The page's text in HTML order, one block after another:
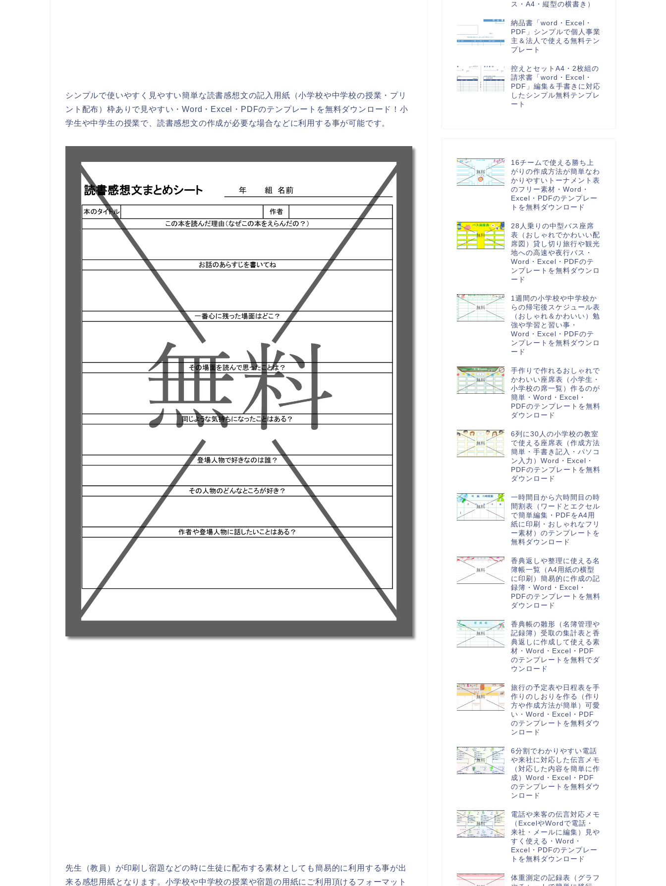
シンプルで使いやすく見やすい簡単な読書感想文の記入用紙（小学校や中学校の授業・プリ
ント配布）枠ありで見やすい・Word・Excel・PDFのテンプレートを無料ダウンロード！小
学生や中学生の授業で、読書感想文の作成が必要な場合などに利用する事が可能です。
先生（教員）が印刷し宿題などの時に生徒に配布する素材としても簡易的に利用する事が出
来る感想用紙となります。小学校や中学校の授業や宿題の用紙にご利用頂けるフォーマット
ス・A4・縦型の横書き）
納品書「word・Excel・
PDF」シンプルで個人事業
主＆法人で使える無料テン
プレート
控えとセットA4・2枚組の
請求書「word・Excel・
PDF」編集＆手書きに対応
したシンプル無料テンプレ
ート
16チームで使える勝ち上
がりの作成方法が簡単なわ
かりやすいトーナメント表
のフリー素材・Word・
Excel・PDFのテンプレー
トを無料ダウンロード
28人乗りの中型バス座席
表（おしゃれでかわいい配
席図）貸し切り旅行や観光
地への高速や夜行バス・
Word・Excel・PDFのテ
ンプレートを無料ダウンロ
ード
1週間の小学校や中学校か
らの帰宅後スケジュール表
（おしゃれ＆かわいい）勉
強や学習と習い事・
Word・Excel・PDFのテ
ンプレートを無料ダウンロ
ード
手作りで作れるおしゃれで
かわいい座席表（小学生・
小学校の席一覧）作るのが
簡単・Word・Excel・
PDFのテンプレートを無料
ダウンロード
6列に30人の小学校の教室
で使える座席表（作成方法
簡単・手書き記入・パソコ
ン入力）Word・Excel・
PDFのテンプレートを無料
ダウンロード
一時間目から六時間目の時
間割表（ワードとエクセル
で簡単編集・PDFをA4用
紙に印刷・おしゃれなフリ
ー素材）のテンプレートを
無料ダウンロード
香典返しや整理に使える名
簿帳一覧（A4用紙の横型
に印刷）簡易的に作成の記
録簿・Word・Excel・
PDFのテンプレートを無料
ダウンロード
香典帳の雛形（名簿管理や
記録簿）受取の集計表と香
典返しに作成して使える素
材・Word・Excel・PDF
のテンプレートを無料でダ
ウンロード
旅行の予定表や日程表を手
作りのしおりを作る（作り
方や作成方法が簡単）可愛
い・Word・Excel・PDF
のテンプレートを無料ダウ
ンロード
6分割でわかりやすい電話
や来社に対応した伝言メモ
（対応した内容を簡単に作
成）Word・Excel・PDF
のテンプレートを無料ダウ
ンロード
電話や来客の伝言対応メモ
（ExcelやWordで電話・
来社・メールに編集）見や
すく使える・Word・
Excel・PDFのテンプレー
トを無料ダウンロード
体重測定の記録表（グラフ